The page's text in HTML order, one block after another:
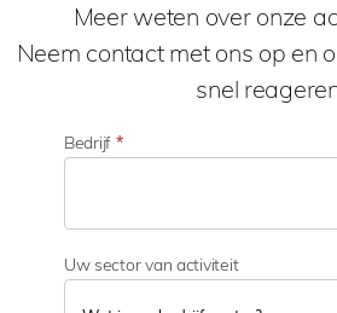
Meer weten over onze
Neem contact met ons op en
snel
Bedrijf *
Uw sector van activiteit